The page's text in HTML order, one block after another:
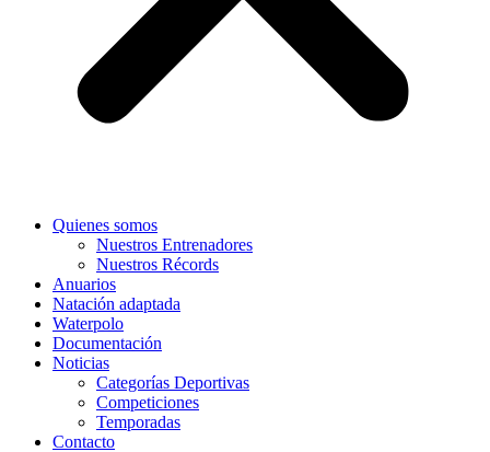
Quienes somos
Nuestros Entrenadores
Nuestros Récords
Anuarios
Natación adaptada
Waterpolo
Documentación
Noticias
Categorías Deportivas
Competiciones
Temporadas
Contacto